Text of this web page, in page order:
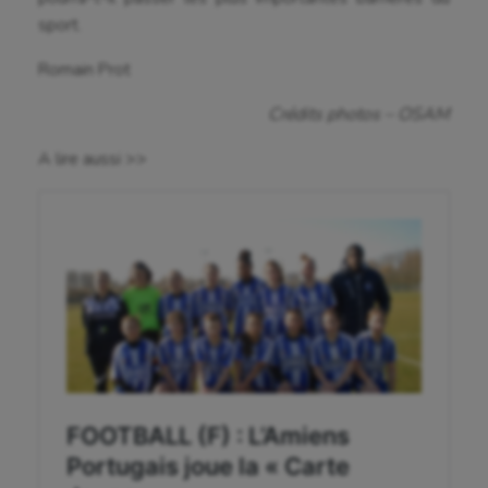
Golf
Gymnastique
Gymnastique rythmique
Haltérophilie
Handisport
Hippisme
sport.
Romain Prot
Crédits photos – OSAM
A lire aussi >>